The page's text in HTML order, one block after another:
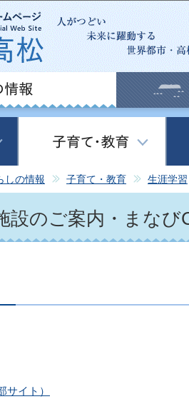
この
しの情報 子育て・教育 生涯学習
設のご案内・まなび
サイト）